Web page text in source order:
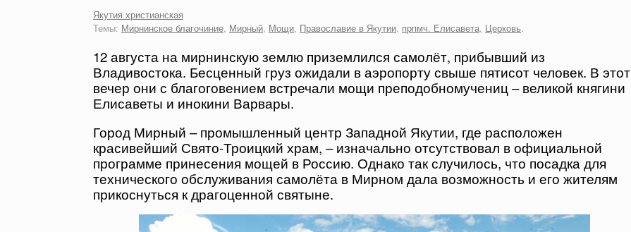
Якутия христианская
Темы: Мирнинское благочиние, Мирный, Мощи, Православие в Якутии, прпмч. Елисавета, Церковь.
12 августа на мирнинскую землю приземлился самолёт, прибывший из
Владивостока. Бесценный груз ожидали в аэропорту свыше пятисот человек. В этот
вечер они с благоговением встречали мощи преподобномучениц – великой княгини
Елисаветы и инокини Варвары.
Город Мирный – промышленный центр Западной Якутии, где расположен
красивейший Свято-Троицкий храм, – изначально отсутствовал в официальной
программе принесения мощей в Россию. Однако так случилось, что посадка для
технического обслуживания самолёта в Мирном дала возможность и его жителям
прикоснуться к драгоценной святыне.